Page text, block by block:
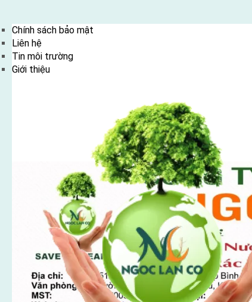
Skip
to
content
Chính sách bảo mật
Liên hệ
Tin môi trường
Giới thiệu